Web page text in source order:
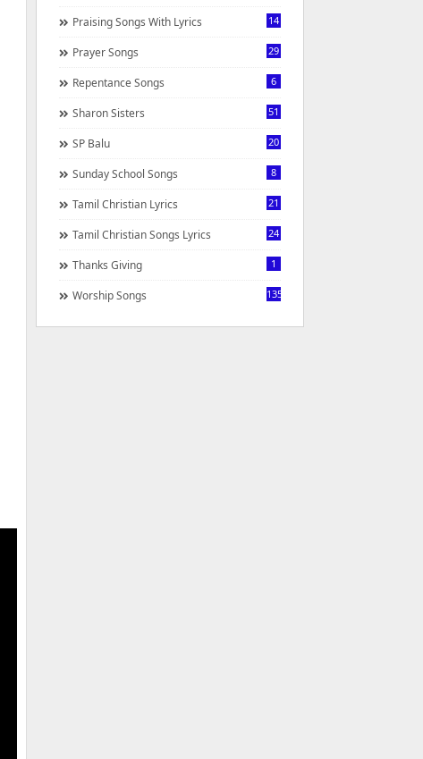
Praising Songs With Lyrics 14
Prayer Songs 29
Repentance Songs 6
Sharon Sisters 51
SP Balu 20
Sunday School Songs 8
Tamil Christian Lyrics 21
Tamil Christian Songs Lyrics 24
Thanks Giving 1
Worship Songs 1350